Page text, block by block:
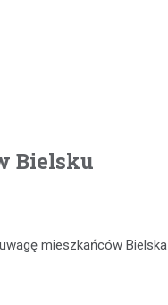
Bielsku
mieszkańców Bielska